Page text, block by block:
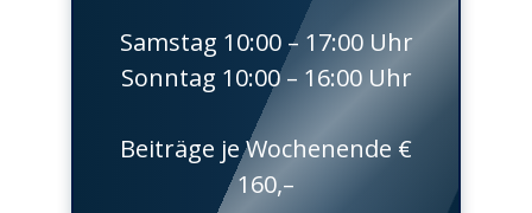
Samstag 10:00 – 17:00 Uhr
Sonntag 10:00 – 16:00 Uhr
Beiträge je Wochenende €
160,–